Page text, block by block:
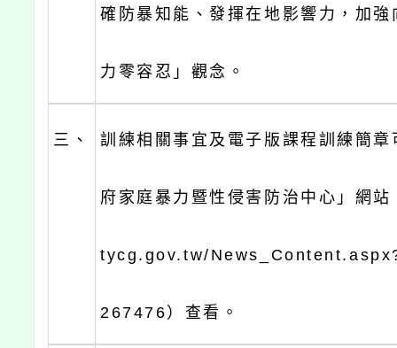
確防暴知能、發揮在地影響力，加
力零容忍」觀念。
三、 訓練相關事宜及電子版課程訓練簡
府家庭暴力暨性侵害防治中心」網
tycg.gov.tw/
267476）查看。